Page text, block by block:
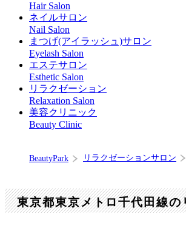
Hair Salon
ネイルサロン
Nail Salon
まつげ(アイラッシュ)サロン
Eyelash Salon
エステサロン
Esthetic Salon
リラクゼーション
Relaxation Salon
美容クリニック
Beauty Clinic
BeautyPark リラクゼーションサロン
東京都東京メトロ千代田線